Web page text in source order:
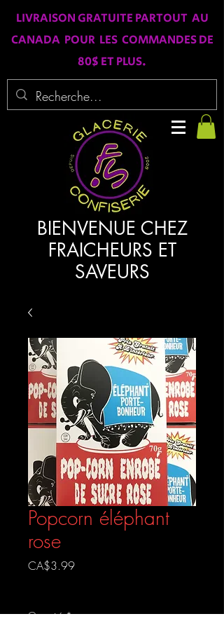
LIVRAISON GRATUITE PARTOUT AU
CANADA POUR LES COMMANDES DE
80$ ET PLUS.
BIENVENUE CHEZ
FRAICHEURS ET
SAVEURS
Popcorn éléphant
rose
CA$3.99Prix
Quantité *